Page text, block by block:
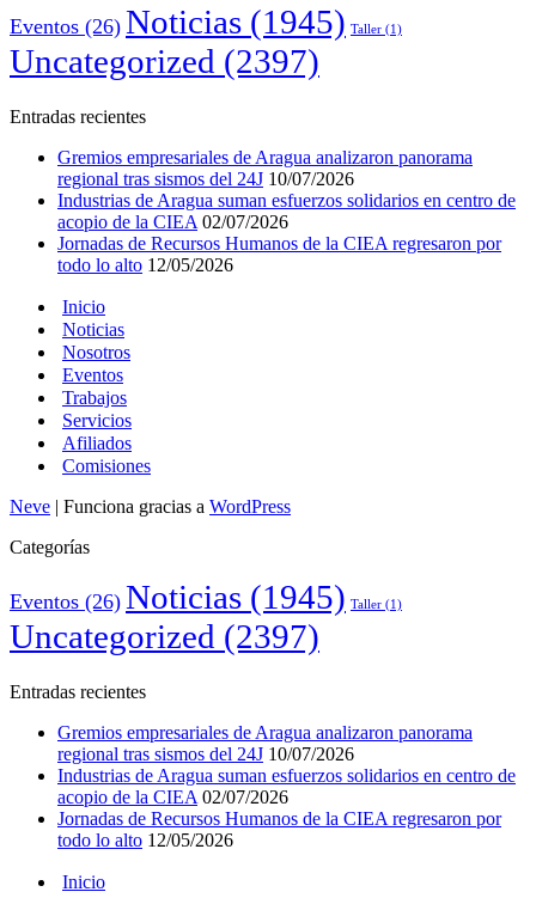
Eventos (26) Noticias (1945) Taller (1)
Uncategorized (2397)
Entradas recientes
Gremios empresariales de Aragua analizaron panorama
regional tras sismos del 24J 10/07/2026
Industrias de Aragua suman esfuerzos solidarios en centro de
acopio de la CIEA 02/07/2026
Jornadas de Recursos Humanos de la CIEA regresaron por
todo lo alto 12/05/2026
Inicio
Noticias
Nosotros
Eventos
Trabajos
Servicios
Afiliados
Comisiones
Neve | Funciona gracias a WordPress
Categorías
Eventos (26) Noticias (1945) Taller (1)
Uncategorized (2397)
Entradas recientes
Gremios empresariales de Aragua analizaron panorama
regional tras sismos del 24J 10/07/2026
Industrias de Aragua suman esfuerzos solidarios en centro de
acopio de la CIEA 02/07/2026
Jornadas de Recursos Humanos de la CIEA regresaron por
todo lo alto 12/05/2026
Inicio